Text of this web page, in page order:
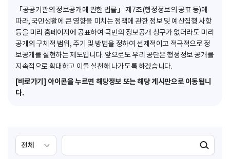
「공공기관의 정보공개에 관한 법률」 제7조(행정정보의 공표 등)에
따라, 국민생활에 큰 영향을 미치는 정책에 관한 정보 및 예산집행 사항
등을 미리 홈페이지에 공표하여 국민의 정보공개 청구가 없더라도 미리
공개의 구체적 범위, 주기 및 방법을 정하여 선제적이고 적극적으로 정
보공개를 실현하는 제도입니다. 앞으로도 우리 공단은 행정정보 공개를
지속적으로 확대하고 이를 실천해 나가도록 하겠습니다.
[바로가기] 아이콘을 누르면 해당정보 또는 해당 게시판으로 이동됩니
다.
검
색
색
검색실행